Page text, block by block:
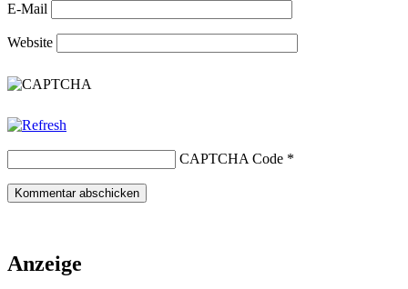
E-Mail
Website
CAPTCHA Code *
Anzeige